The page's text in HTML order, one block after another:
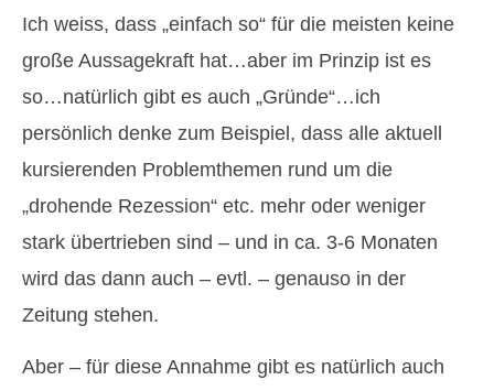
Ich weiss, dass „einfach so“ für die meisten keine
große Aussagekraft hat…aber im Prinzip ist es
so…natürlich gibt es auch „Gründe“…ich
persönlich denke zum Beispiel, dass alle aktuell
kursierenden Problemthemen rund um die
„drohende Rezession“ etc. mehr oder weniger
stark übertrieben sind – und in ca. 3-6 Monaten
wird das dann auch – evtl. – genauso in der
Zeitung stehen.
Aber – für diese Annahme gibt es natürlich auch